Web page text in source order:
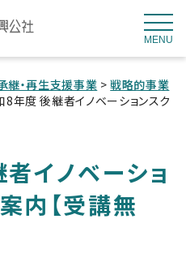
MENU
継・再生支援事業 >戦略的事業
8年度 後継者イノベーションスク
イノベーショ
内【受講無